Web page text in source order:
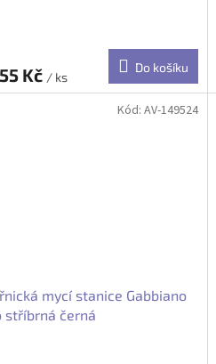
Kč / ks
Do košíku
mycí stanice Gabbiano
stříbrná černá
Kód: AV-149524